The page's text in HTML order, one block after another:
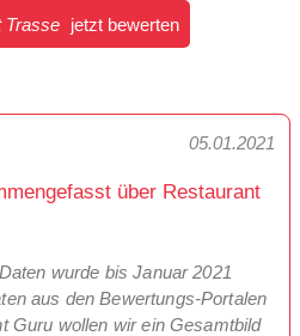
Trasse jetzt bewerten
05.01.2021
über Restaurant
wurde bis Januar 2021
aus den Bewertungs-Portalen
Guru wollen wir ein Gesamtbild